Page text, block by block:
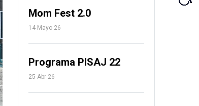
Mom Fest 2.0
14 Mayo 26
Programa PISAJ 22
25 Abr 26